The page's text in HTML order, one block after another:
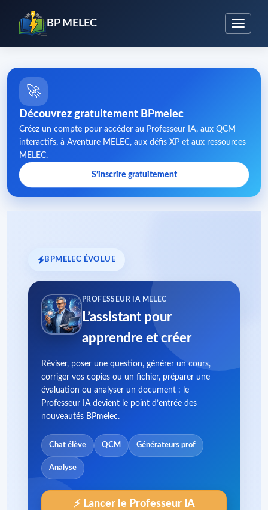
BP MELEC
🚀
Découvrez gratuitement BPmelec
Créez un compte pour accéder au Professeur IA, aux QCM
interactifs, à Aventure MELEC, aux défis XP et aux ressources
MELEC.
S’inscrire gratuitement
BPMELEC ÉVOLUE
PROFESSEUR IA MELEC
L’assistant pour
apprendre et créer
Réviser, poser une question, générer un cours,
corriger vos copies ou un fichier, préparer une
évaluation ou analyser un document : le
Professeur IA devient le point d’entrée des
nouveautés BPmelec.
Chat élève QCM Générateurs prof
Analyse
⚡ Lancer le Professeur IA